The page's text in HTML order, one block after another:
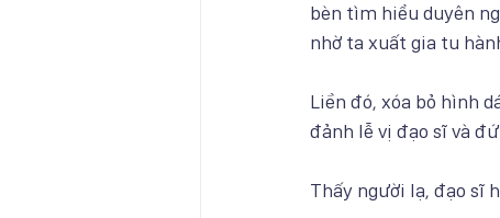
bèn tìm hiểu duyên
nhờ ta xuất gia tu
Liền đó, xóa bỏ hình
đảnh lễ vị đạo sĩ và
Thấy người lạ, đạo sĩ